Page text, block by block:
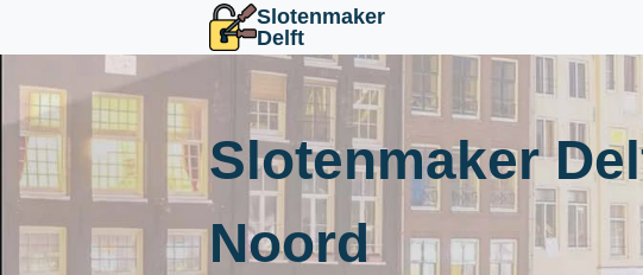
Slotenmaker
Delft
Slotenmaker
Noord